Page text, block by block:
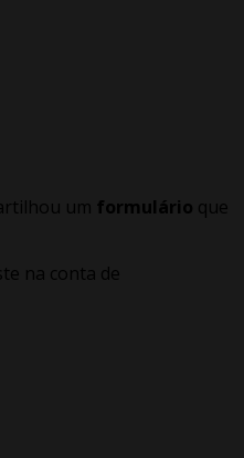
um formulário que
na conta de